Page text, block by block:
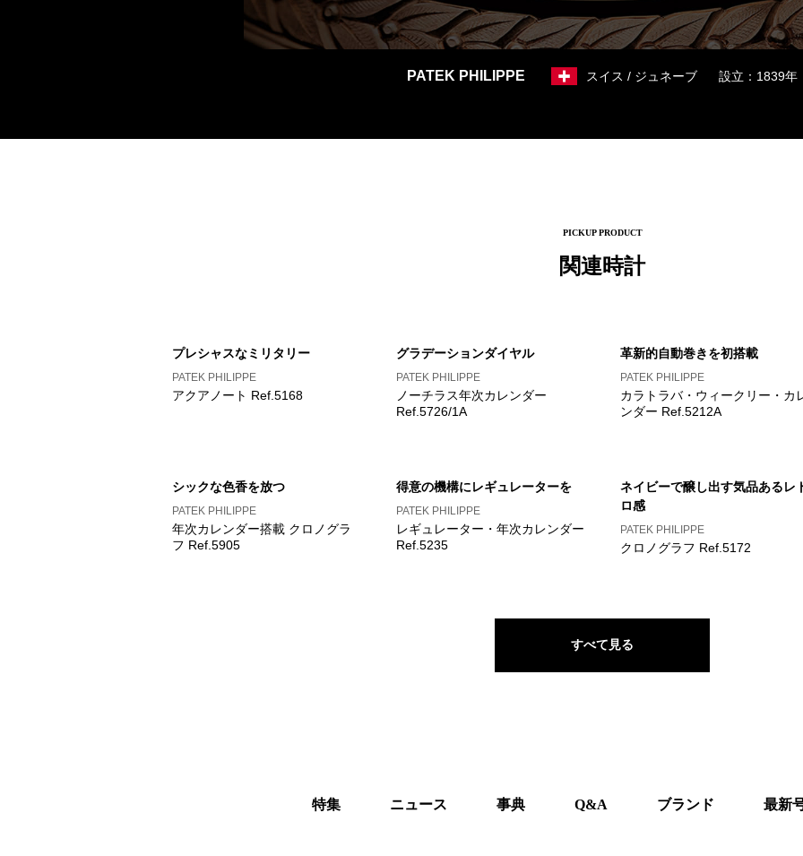
PATEK PHILIPPE スイス / ジュネーブ 設立：1839年
PICKUP PRODUCT
関連時計
プレシャスなミリタリー
PATEK PHILIPPE
アクアノート Ref.5168
グラデーションダイヤル
PATEK PHILIPPE
ノーチラス年次カレンダー
Ref.5726/1A
革新的自動巻きを初搭載
PATEK PHILIPPE
カラトラバ・ウィークリー・カ
ンダー Ref.5212A
シックな色香を放つ
PATEK PHILIPPE
年次カレンダー搭載 クロノグラ
フ Ref.5905
得意の機構にレギュレーターを
PATEK PHILIPPE
レギュレーター・年次カレンダー
Ref.5235
ネイビーで醸し出す気品あるレ
ロ感
PATEK PHILIPPE
クロノグラフ Ref.5172
すべて見る
特集 ニュース 事典 Q&A ブランド 最新